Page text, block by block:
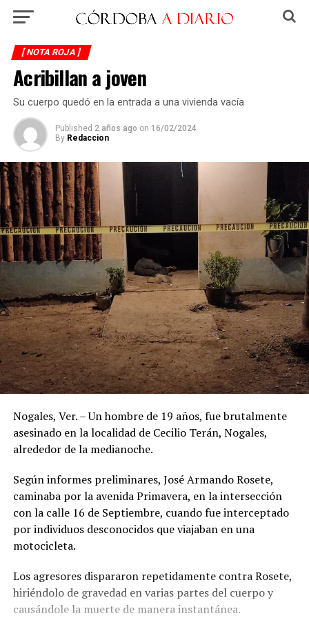
[ NOTA ROJA ]
Acribillan a joven
Su cuerpo quedó en la entrada a una vivienda vacía
Published 2 años ago on 16/02/2024
By Redaccion
Nogales, Ver. – Un hombre de 19 años, fue brutalmente
asesinado en la localidad de Cecilio Terán, Nogales,
alrededor de la medianoche.
Según informes preliminares, José Armando Rosete,
caminaba por la avenida Primavera, en la intersección
con la calle 16 de Septiembre, cuando fue interceptado
por individuos desconocidos que viajaban en una
motocicleta.
Los agresores dispararon repetidamente contra Rosete,
hiriéndolo de gravedad en varias partes del cuerpo y
causándole la muerte de manera instantánea.